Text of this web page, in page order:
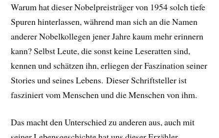
Warum hat dieser Nobelpreisträger von 1954 solch tiefe
Spuren hinterlassen, während man sich an die Namen
anderer Nobelkollegen jener Jahre kaum mehr erinnern
kann? Selbst Leute, die sonst keine Leseratten sind,
kennen und schätzen ihn, erliegen der Faszination seiner
Stories und seines Lebens. Dieser Schriftsteller ist
fasziniert vom Menschen und die Menschen von ihm.
Das macht den Unterschied zu anderen aus, auch mit